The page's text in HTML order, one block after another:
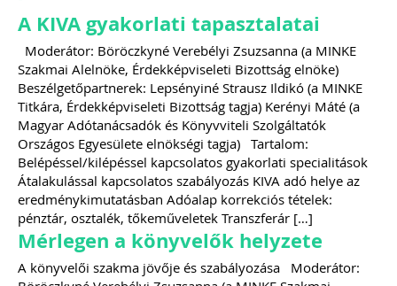
A KIVA gyakorlati tapasztalatai
Moderátor: Böröczkyné Verebélyi Zsuzsanna (a MINKE
Szakmai Alelnöke, Érdekképviseleti Bizottság elnöke)
Beszélgetőpartnerek: Lepsényiné Strausz Ildikó (a MINKE
Titkára, Érdekképviseleti Bizottság tagja) Kerényi Máté (a
Magyar Adótanácsadók és Könyvviteli Szolgáltatók
Országos Egyesülete elnökségi tagja) Tartalom:
Belépéssel/kilépéssel kapcsolatos gyakorlati specialitások
Átalakulással kapcsolatos szabályozás KIVA adó helye az
eredménykimutatásban Adóalap korrekciós tételek:
pénztár, osztalék, tőkeműveletek Transzferár […]
Mérlegen a könyvelők helyzete
A könyvelői szakma jövője és szabályozása Moderátor: